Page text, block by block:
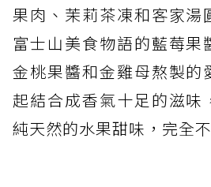
果肉、茉莉茶凍和客家湯
富士山美食物語的藍莓果
金桃果醬和金雞母熬製的
起結合成香氣十足的滋味
純天然的水果甜味，完全